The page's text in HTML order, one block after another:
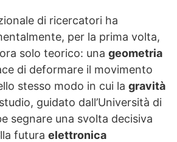
di ricercatori ha
per la prima volta,
solo teorico: una geometria
di deformare il movimento
stesso modo in cui la gravità
guidato dall’Università di
segnare una svolta decisiva
futura elettronica